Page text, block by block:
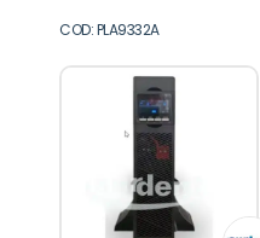
COD: PLA9332A